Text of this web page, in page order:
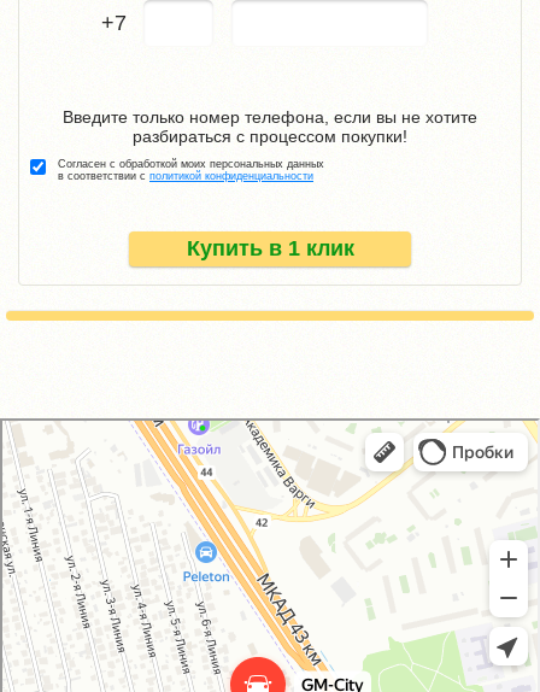
+7
Купить в 1 клик
Введите только номер телефона, если вы не хотите
разбираться с процессом покупки!
Согласен с обработкой моих персональных данных
в соответствии с политикой конфиденциальности
GM-City&VAG-Repair
Автосервис, автотехцентр в Москве
Магазин автозапчастей и автотоваров в Москве